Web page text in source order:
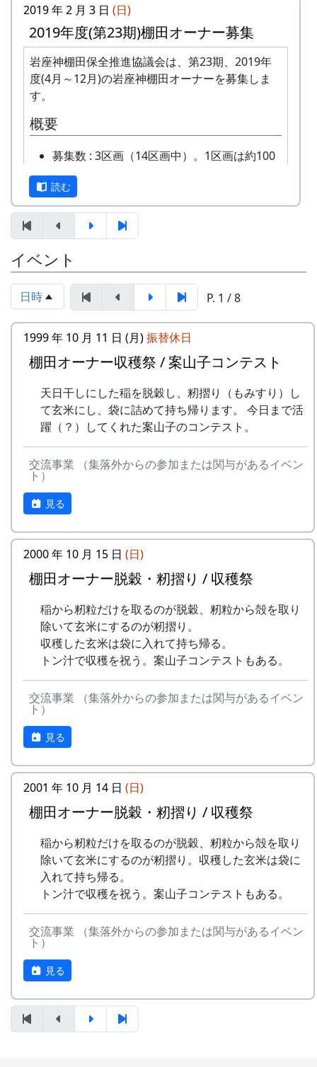
私達は、この「棚田のうた ～ふるさと加美の里
へ～」で出場した年、“２位”に入ることができま
した。賞品は何と！「地元産の卵、半年分」でし
た。
田んぼの真ん中で山積みの卵の箱を受け取り、バ
他のバンドに目茶苦茶うらやましがられたのを覚
しばらくメンバーのお家では、おいしい“たまご
かけごはん”や“卵料理”を味わうことができ、「音
楽やっててよかったなあ」と思った瞬間でした
～。 (ポン四郎）
棚田のイネに
里山の自然と暮らしを守ろうと、全国に棚田オー
ある都会の若者が、棚田で田植えをして地元の人
に管理してもらい、収穫を楽しみに１年を過ごす
姿を想像して詩を書きました。
相棒の“うらめしあ”が曲をつけてくれて、兵庫県
のとある棚田コンサート（収穫日に田んぼでライ
ブする企画）でみんなで歌った思い出の楽曲で
水と太陽の国で
稲刈りの日、田んぼでオリジナル曲を披露・演奏
毎年曲を創り出演してきましたが、その中でも、
夏のイメージを色濃く出した曲です。
水田に降り注ぐ“雨”と“太陽の光”が、私達の命を
支えているのだと実感させられた「里山のよきイ
ベント」でした。（ポン四郎）
収穫祭にて
置いてあります。このスタンプは、北はりまエコ
ミュージアムで100円割引券として使えます。
イベントのときに来て下さい
ただし、スタンプを置いている岩座神の公会堂は
ふだんは閉まっていますので、いつ来てもスタン
プを押せるわけではありません。
毎月第2日曜日の「ふれあいカフェ」や、10月20
日の「棚田の収穫祭」など、岩座神のイベントの
2024-09-08 ふれあいカフェ
2024-10-13 ふれあいカフェ
2024-10-20 棚田収穫祭 2024
スタンプの台帳 = まるごとガイド
ンプ台帳として使います。
「棚田の里 岩座神」は 69 ページ、No. 173 で
す。
スタンプラリー
正式なスタンプラリーには、アナログ5コース、
デジタル3コースがあり、達成した人には以下の
特典があたえられます。
抽選で3名様に「博物館セット」
北はりまの米 5kg + レトルトカレー
詳しくは 北はりま田園空間博物館 特別展＞スタ
ンプラリー を参照して下さい。
2019 年 2 月 3 日 (日)
2019年度(第23期)棚田オーナー募集
岩座神棚田保全推進協議会は、第23期、2019年
度(4月～12月)の岩座神棚田オーナーを募集しま
す。
概要
募集数 : 3区画（14区画中）。1区画は約100
平方メートルです。
応募資格 : まじめに農業に取り組み、自然と
ふれあう勇気をお持ちで、地域になじめるか
た。家族や団体でも結構です。
年会費 : 1区画5万円です。
申込み期限 : 2019年3月15日。
選考 : 応募者が募集数を超えた場合は、アン
ケート回答をもとに、当協議会で書類選考さ
せていただきます。
申込み方法 : 下記の申込み窓口に、電話、
FAXまたはメールでお申し込み下さい（FAX
またはメールの場合は、郵便番号、住所、氏
し、詳しい内容と「申し込みアンケート」を
お送りいたしますので、申し込みアンケート
をご返送ください。
申込み・お問合せの窓口
MAIL : mailaddress
担当 : XX
平成27年度棚田オーナー (2015-04-12 11:26:16)
岩座神棚田オーナーの特典
一から十までプロの指導を受け、減農薬栽培
の米づくりを体験できます。
収穫した米を全部お持ち帰りいただけます。
(100平方メートルの収穫収量は玄米で約30キ
リは特においしいと評判です。
田すき、田ごしらえ、水管理、病害虫対策(3
回程度)、施肥、脱穀、乾燥、籾すりなどは
地元農家で担当します。
ます。
多可町の宿泊施設を安く利用できます。
読む
イベント
日時 P. 1 / 8
1999 年 10 月 11 日 (月)振替休日
棚田オーナー収穫祭 / 案山子コンテスト
天日干しにした稲を脱穀し、籾摺り（もみすり）し
て玄米にし、袋に詰めて持ち帰ります。 今日まで活
躍（？）してくれた案山子のコンテスト。
交流事業 （集落外からの参加または関与があるイベン
ト）
見る
2000 年 10 月 15 日 (日)
棚田オーナー脱穀・籾摺り / 収穫祭
稲から籾粒だけを取るのが脱穀、籾粒から殻を取り
除いて玄米にするのが籾摺り。
収穫した玄米は袋に入れて持ち帰る。
トン汁で収穫を祝う。案山子コンテストもある。
交流事業 （集落外からの参加または関与があるイベン
ト）
見る
2001 年 10 月 14 日 (日)
棚田オーナー脱穀・籾摺り / 収穫祭
稲から籾粒だけを取るのが脱穀、籾粒から殻を取り
除いて玄米にするのが籾摺り。収穫した玄米は袋に
入れて持ち帰る。
トン汁で収穫を祝う。案山子コンテストもある。
交流事業 （集落外からの参加または関与があるイベン
ト）
見る